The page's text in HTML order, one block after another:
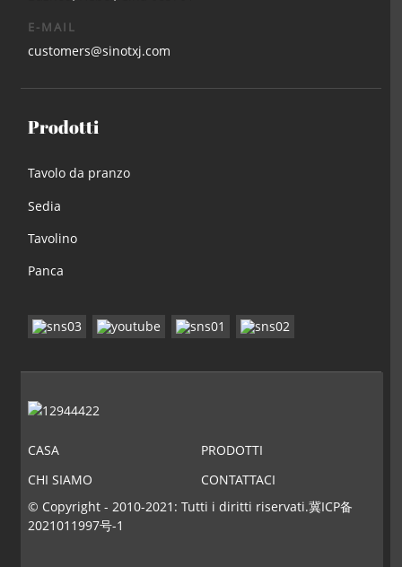
E-MAIL
customers@sinotxj.com
Prodotti
Tavolo da pranzo
Sedia
Tavolino
Panca
CASA
PRODOTTI
CHI SIAMO
CONTATTACI
© Copyright - 2010-2021: Tutti i diritti riservati.冀ICP备
2021011997号-1